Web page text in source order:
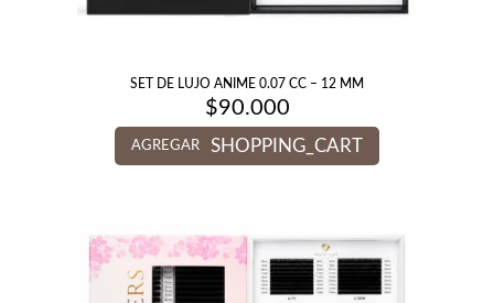
SET DE LUJO ANIME 0.07 CC – 12 MM
$90.000
AGREGAR SHOPPING_CART